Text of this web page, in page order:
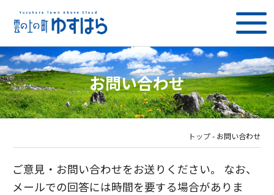
お問い合わせ
トップ - お問い合わせ
ご意見・お問い合わせをお送りください。 なお、
メールでの回答には時間を要する場合がありま